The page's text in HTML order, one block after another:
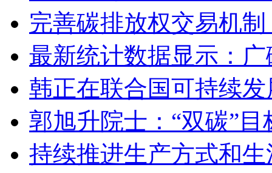
完善碳排放权交易机
最新统计数据显示：
韩正在联合国可持续
郭旭升院士：“双碳”
持续推进生产方式和